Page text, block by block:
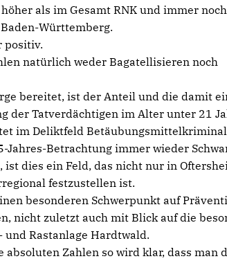
als im Gesamt RNK und immer
Württemberg.
positiv.
natürlich weder Bagatellisieren noch
bereitet, ist der Anteil und die damit
der Tatverdächtigen im Alter unter 21
im Deliktfeld
Jahres-Betrachtung immer wieder
ist dies ein Feld, das nicht nur in
festzustellen ist.
besonderen Schwerpunkt auf
nicht zuletzt auch mit Blick auf die
und Rastanlage Hardtwald.
absoluten Zahlen so wird klar, dass man